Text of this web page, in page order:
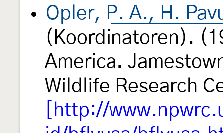
Opler, P. A., H.
(Koordinatoren).
America.
Wildlife Research
[http://